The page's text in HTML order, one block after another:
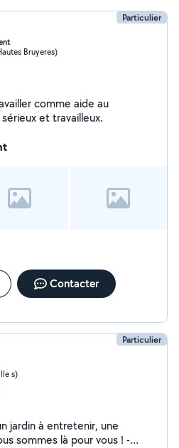
Particulier
Bruyeres)
comme aide au
Je suis sérieux et travailleux.
Contacter
Particulier
s)
sommes là pour vous ! -